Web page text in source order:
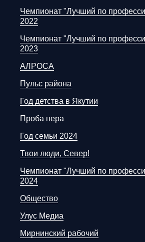
Чемпионат "Лучший по
2022
Чемпионат "Лучший по
2023
АЛРОСА
Пульс района
Год детства в Якутии
Проба пера
Год семьи 2024
Твои люди, Север!
Чемпионат "Лучший по
2024
Общество
Улус Медиа
Мирнинский рабочий